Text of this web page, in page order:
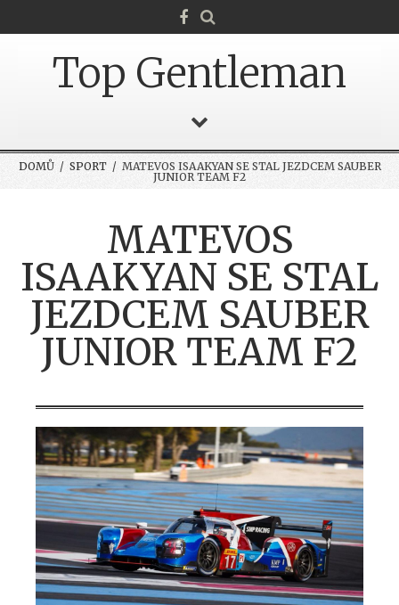
Top Gentleman
DOMŮ/ SPORT/ MATEVOS ISAAKYAN SE STAL JEZDCEM SAUBER
JUNIOR TEAM F2
MATEVOS
ISAAKYAN SE STAL
JEZDCEM SAUBER
JUNIOR TEAM F2